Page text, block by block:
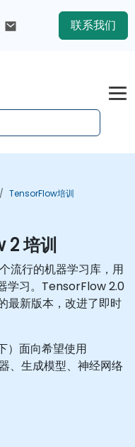
联系我们
TensorFlow培训
2 培训
流行的机器学习库，用
学习。TensorFlow 2.0
最新版本，改进了即时
）面向希望使用
、生成模型、神经网络